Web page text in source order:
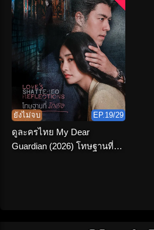
ยังไม่จบ EP.19/29
ดูละครไทย My Dear
Guardian (2026) โทษฐานที่รัก